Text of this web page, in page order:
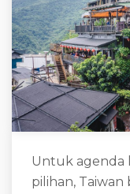
Untuk agenda
pilihan, Taiwan